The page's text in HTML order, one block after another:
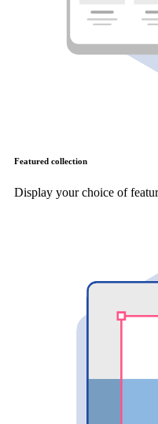
Featured collection
Display your choice of